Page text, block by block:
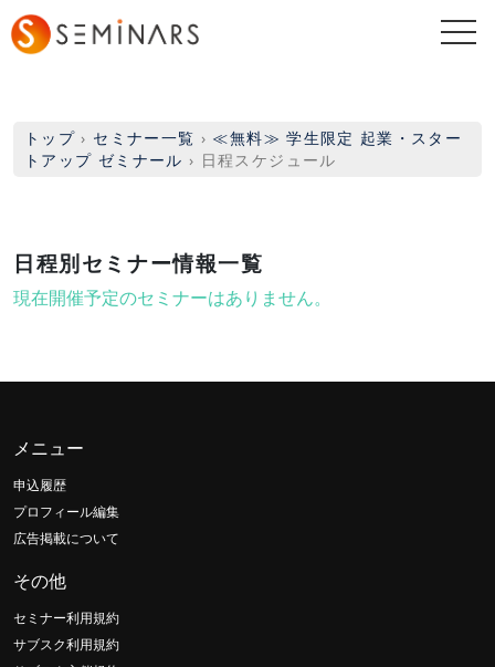
トップ › セミナー一覧 › ≪無料≫ 学生限定 起業・スター
トアップ ゼミナール › 日程スケジュール
日程別セミナー情報一覧
現在開催予定のセミナーはありません。
メニュー
申込履歴
プロフィール編集
広告掲載について
その他
セミナー利用規約
サブスク利用規約